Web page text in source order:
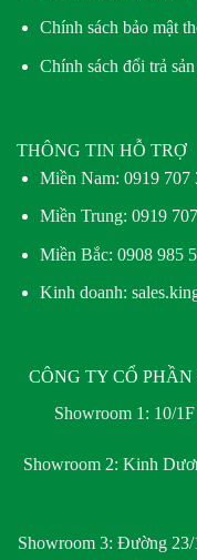
Chính sách bảo mật
Chính sách đổi trả
THÔNG TIN HỖ TRỢ
Miền Nam: 0919 707
Miền Trung: 0919
Miền Bắc: 0908 985
Kinh doanh:
CÔNG TY CỔ
Showroom 1: 10/
Showroom 2: Kinh
Showroom 3: Đường 23/